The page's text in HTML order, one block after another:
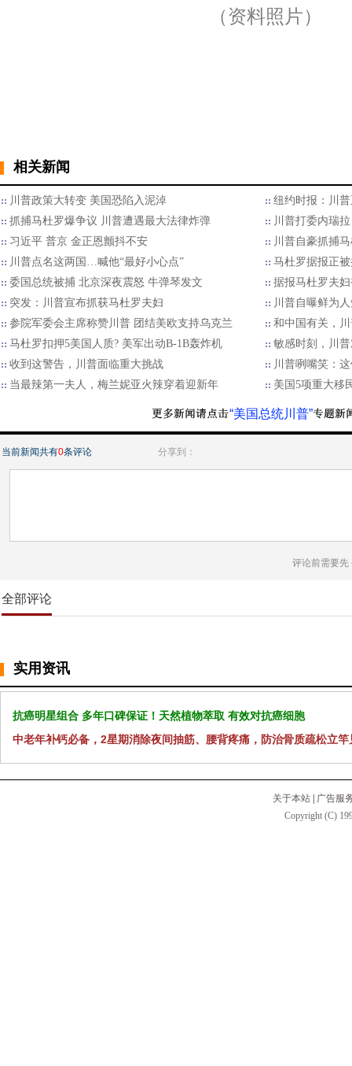
（资料照片）
相关新闻
川普政策大转变 美国恐陷入泥淖
纽约时报：川
抓捕马杜罗爆争议 川普遭遇最大法律炸弹
川普打委内瑞
习近平 普京 金正恩颤抖不安
川普自豪抓捕
川普点名这两国…喊他“最好小心点”
马杜罗据报正
委国总统被捕 北京深夜震怒 牛弹琴发文
据报马杜罗夫
突发：川普宣布抓获马杜罗夫妇
川普自曝鲜为
参院军委会主席称赞川普 团结美欧支持乌克兰
和中国有关，
马杜罗扣押5美国人质? 美军出动B-1B轰炸机
敏感时刻，川
收到这警告，川普面临重大挑战
川普咧嘴笑：
当最辣第一夫人，梅兰妮亚火辣穿着迎新年
美国5项重大移
“美国总统川普”
当前新闻共有0条评论 分享到：
评论前需要先
全部评论
实用资讯
抗癌明星组合 多年口碑保证！天然植物萃取 有效对抗癌细胞
中老年补钙必备，2星期消除夜间抽筋、腰背疼痛，防治骨质疏松立竿
关于本站
广告服
Copyright (C)